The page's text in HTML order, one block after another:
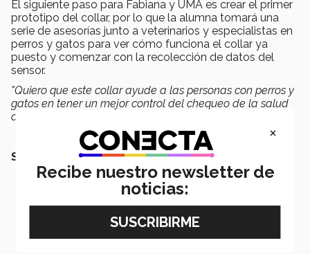
El siguiente paso para Fabiana y UMA es crear el primer
prototipo del collar, por lo que la alumna tomará una
serie de asesorías junto a veterinarios y especialistas en
perros y gatos para ver cómo funciona el collar ya
puesto y comenzar con la recolección de datos del
sensor.
"Quiero que este collar ayude a las personas con perros y
gatos en tener un mejor control del chequeo de la salud
de sus mascotas",
SIGUE LEYENDO
×
Recibe nuestro newsletter de
noticias: